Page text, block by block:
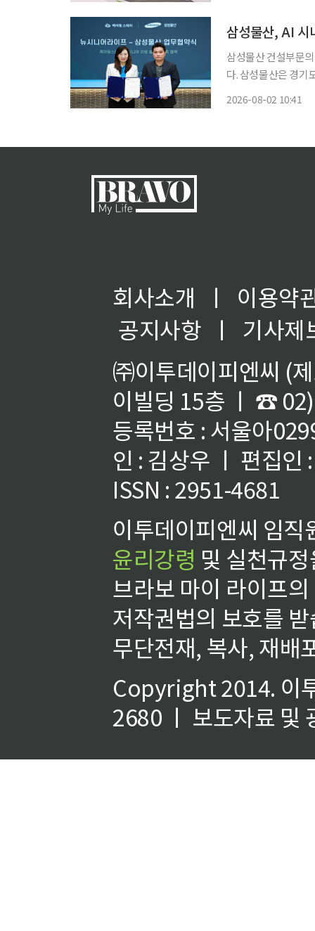
삼성물산, AI
삼성물산 건설부문
다. 삼성물산은 경기도 포천시에 있는 케어링 스테이 의정부수목원점에서 시설 운영사인 뉴
2026-08-02 10:41
회사소개 ㅣ
이용약
공지사항
ㅣ
기사제
㈜이투데이피엔씨 (
이빌딩 15층 ㅣ ☎
등록번호 : 서울아
인 : 김상우 ㅣ 편집인
ISSN : 2951-4681
이투데이피엔씨 임
윤리강령 및 실천규
브라보 마이 라이프
저작권법의 보호를
무단전재, 복사, 재배
Copyright 2014. 이
2680 ㅣ 보도자료